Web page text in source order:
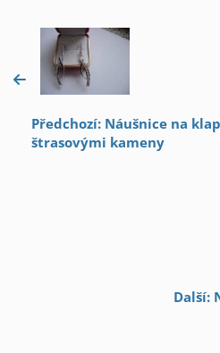
Předchozí: Náušnice na
štrasovými kameny
Další: